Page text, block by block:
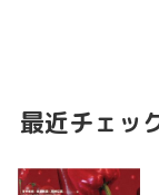
最近チェッ